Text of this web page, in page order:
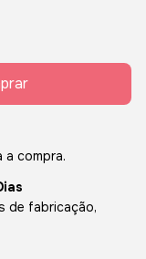
compra.
de fabricação,